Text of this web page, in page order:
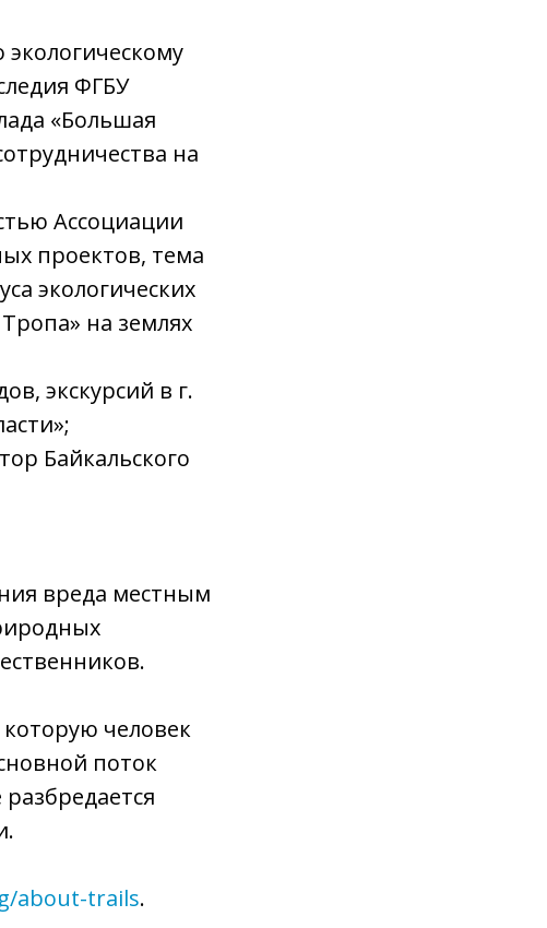
ФГБУ
«Большая
на
Ассоциации
проектов, тема
экологических
на землях
экскурсий в г.
Байкальского
вреда местным
которую человек
поток
about-trails.